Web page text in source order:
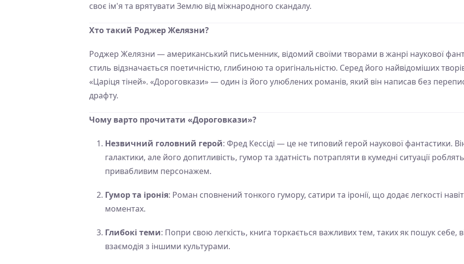
своє ім'я та врятувати Землю від міжнародного скандалу.
Хто такий Роджер Желязни?
Роджер Желязни — американський письменник, відомий своїми творами в жанрі наукової
стиль відзначається поетичністю, глибиною та оригінальністю. Серед його найвідоміших
«Царіця тіней». «Дороговкази» — один із його улюблених романів, який він написав без
драфту.
Чому варто прочитати «Дороговкази»?
Незвичний головний герой: Фред Кессіді — це не типовий герой наукової фантастики.
галактики, але його допитливість, гумор та здатність потрапляти в кумедні ситуації
привабливим персонажем.
Гумор та іронія: Роман сповнений тонкого гумору, сатири та іронії, що додає легкості
моментах.
Глибокі теми: Попри свою легкість, книга торкається важливих тем, таких як пошук себе,
взаємодія з іншими культурами.